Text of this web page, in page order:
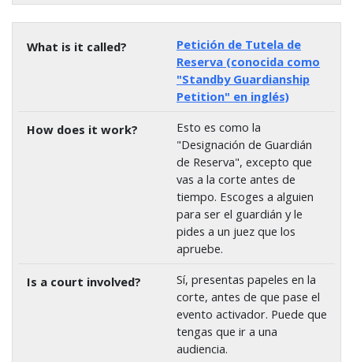
Petición de Tutela de
Reserva (conocida como
"Standby Guardianship
Petition" en inglés)
Esto es como la
"Designación de Guardián
de Reserva", excepto que
vas a la corte antes de
tiempo. Escoges a alguien
para ser el guardián y le
pides a un juez que los
apruebe.
Sí, presentas papeles en la
corte, antes de que pase el
evento activador. Puede que
tengas que ir a una
audiencia.